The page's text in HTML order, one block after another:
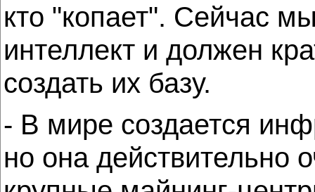
кто "копает". Сейчас
интеллект и должен
создать их базу.
- В мире создается
но она действительно